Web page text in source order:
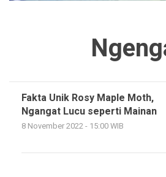
Fakta Unik Rosy Maple Moth,
Ngangat Lucu seperti Mainan
8 November 2022 - 15:00 WIB